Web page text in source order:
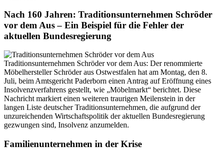
Nach 160 Jahren: Traditionsunternehmen Schröder
vor dem Aus – Ein Beispiel für die Fehler der
aktuellen Bundesregierung
Traditionsunternehmen Schröder vor dem Aus: Der renommierte
Möbelhersteller Schröder aus Ostwestfalen hat am Montag, den 8.
Juli, beim Amtsgericht Paderborn einen Antrag auf Eröffnung eines
Insolvenzverfahrens gestellt, wie „Möbelmarkt“ berichtet. Diese
Nachricht markiert einen weiteren traurigen Meilenstein in der
langen Liste deutscher Traditionsunternehmen, die aufgrund der
unzureichenden Wirtschaftspolitik der aktuellen Bundesregierung
gezwungen sind, Insolvenz anzumelden.
Familienunternehmen in der Krise